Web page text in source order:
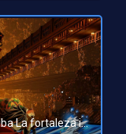
Guardianes de la noche: Kimetsu no Yaiba La fortaleza infinita